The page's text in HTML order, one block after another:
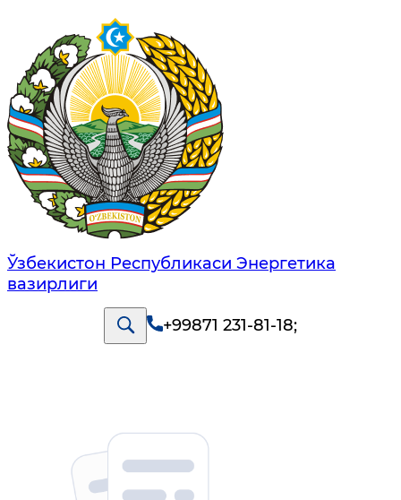
Ўзбекистон Республикаси Энергетика
вазирлиги
+99871 231-81-18;